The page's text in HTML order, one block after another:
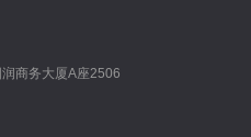
商务大厦A座2506